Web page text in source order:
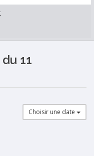
11
Choisir une date